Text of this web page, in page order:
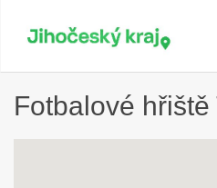
Fotbalové hřiště